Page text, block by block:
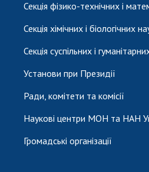
Секція фізико-технічних і
Секція хімічних і біологічних
Секція суспільних і
Установи при Президії
Ради, комітети та комісії
Наукові центри МОН та НАН
Громадські організації